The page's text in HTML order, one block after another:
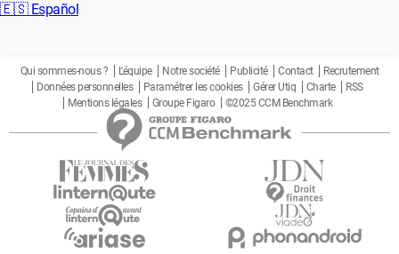
🇪🇸 Español
Qui sommes-nous ? L'équipe Notre société Publicité Contact
Recrutement
Données personnelles
Paramétrer les cookies Gérer Utiq Charte
RSS
Mentions légales
Groupe Figaro ©2025 CCM Benchmark